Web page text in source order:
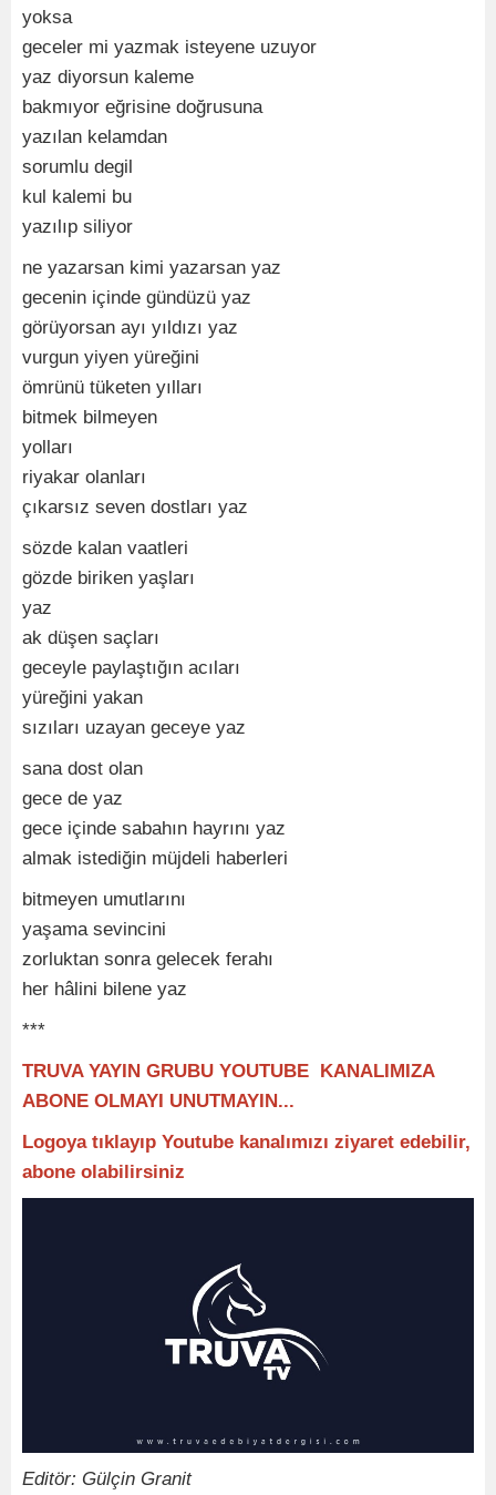
yoksa
geceler mi yazmak isteyene uzuyor
yaz diyorsun kaleme
bakmıyor eğrisine doğrusuna
yazılan kelamdan
sorumlu degil
kul kalemi bu
yazılıp siliyor
ne yazarsan kimi yazarsan yaz
gecenin içinde gündüzü yaz
görüyorsan ayı yıldızı yaz
vurgun yiyen yüreğini
ömrünü tüketen yılları
bitmek bilmeyen
yolları
riyakar olanları
çıkarsız seven dostları yaz
sözde kalan vaatleri
gözde biriken yaşları
yaz
ak düşen saçları
geceyle paylaştığın acıları
yüreğini yakan
sızıları uzayan geceye yaz
sana dost olan
gece de yaz
gece içinde sabahın hayrını yaz
almak istediğin müjdeli haberleri
bitmeyen umutlarını
yaşama sevincini
zorluktan sonra gelecek ferahı
her hâlini bilene yaz
***
TRUVA YAYIN GRUBU YOUTUBE KANALIMIZA
ABONE OLMAYI UNUTMAYIN...
Logoya tıklayıp Youtube kanalımızı ziyaret edebilir,
abone olabilirsiniz
Editör: Gülçin Granit